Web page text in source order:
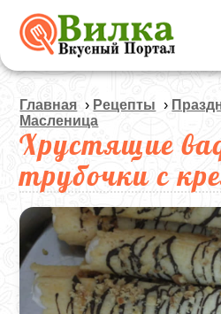
Главная › Рецепты ›
Масленица
Хрустящие
трубочки с